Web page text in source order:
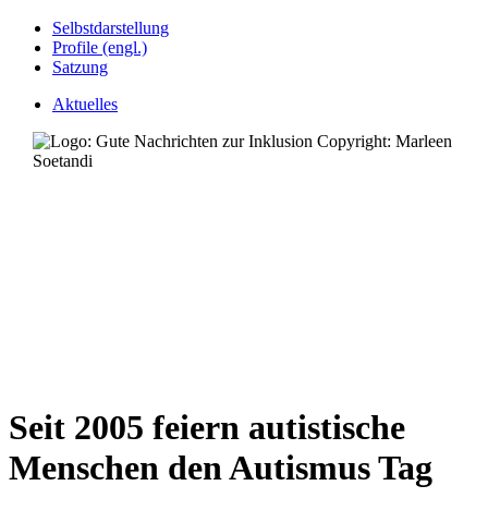
Selbstdarstellung
Profile (engl.)
Satzung
Aktuelles
Seit 2005 feiern autistische
Menschen den Autismus Tag